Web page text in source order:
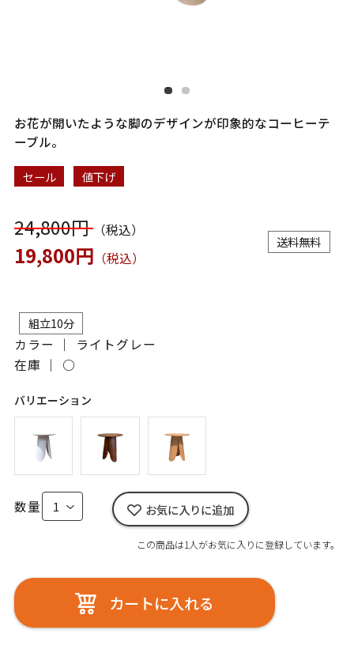
お花が開いたような脚のデザインが印象的なコーヒーテ
ーブル。
セール 値下げ
24,800円（税込）
19,800円 （税込）
送料無料
組立10分
カラー ｜ ライトグレー
在庫 ｜ ○
バリエーション
数量 お気に入りに追加
この商品は1人がお気に入りに登録しています。
カートに入れる